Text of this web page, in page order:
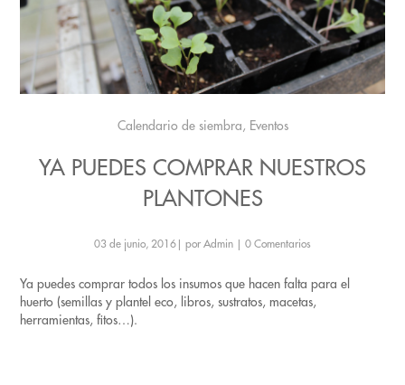
Calendario de siembra, Eventos
YA PUEDES COMPRAR NUESTROS
PLANTONES
03 de junio, 2016 por Admin 0 Comentarios
Ya puedes comprar todos los insumos que hacen falta para el
huerto (semillas y plantel eco, libros, sustratos, macetas,
herramientas, fitos…).